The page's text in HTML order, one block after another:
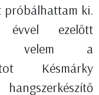
próbálhattam ki.
évvel ezelőtt
velem a
Késmárky